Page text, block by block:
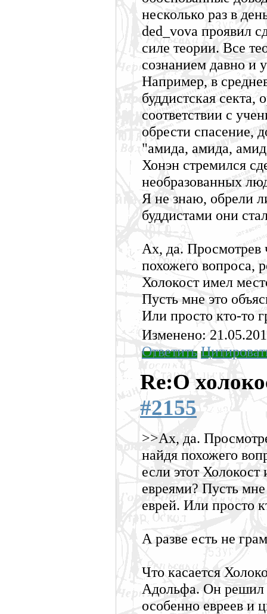
несколько раз в
ded_vova проявил
силе теории. Все
сознанием давно и
Например, в
буддистская
соответствии с
обрести спасение,
"амида, амида,
Хонэн стремился
необразованных
Я не знаю, обрели
буддистами они
Ах, да. Просмотрев
похожего вопроса,
Холокост имел
Пусть мне это
Или просто кто-то
Изменено:
Ответить
Re:О
#2155
>>Ах, да.
найдя похожего
если этот
евреями? Пусть
еврей. Или просто
А разве есть не
Что касается
Адольфа. Он решил
особенно евреев и